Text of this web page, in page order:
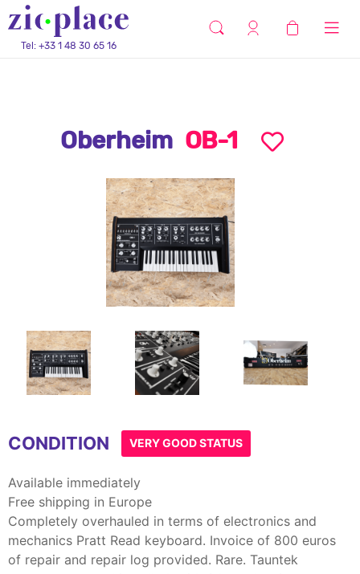
Tel: +33 1 48 30 65 16
Oberheim OB-1
of
CONDITION VERY GOOD STATUS
Available immediately
Free shipping in Europe
Completely overhauled in terms of electronics and
mechanics Pratt Read keyboard. Invoice of 800 euros
of repair and repair log provided. Rare. Tauntek